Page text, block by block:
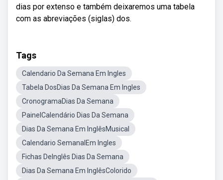
dias por extenso e também deixaremos uma tabela
com as abreviações (siglas) dos.
Tags
Calendario Da Semana Em Ingles
Tabela DosDias Da Semana Em Ingles
CronogramaDias Da Semana
PainelCalendário Dias Da Semana
Dias Da Semana Em InglêsMusical
Calendario SemanalEm Ingles
Fichas DeInglês Dias Da Semana
Dias Da Semana Em InglêsColorido